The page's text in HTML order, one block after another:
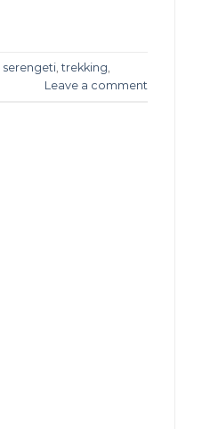
serengeti ,trekking
Leave a comment